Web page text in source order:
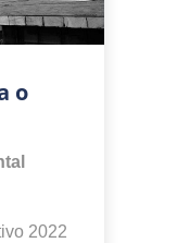
o
2022